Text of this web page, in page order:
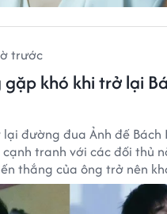
trước
gặp khó khi trở lại
đường đua Ảnh đế Bách
cạnh tranh với các đối thủ
thắng của ông trở nên